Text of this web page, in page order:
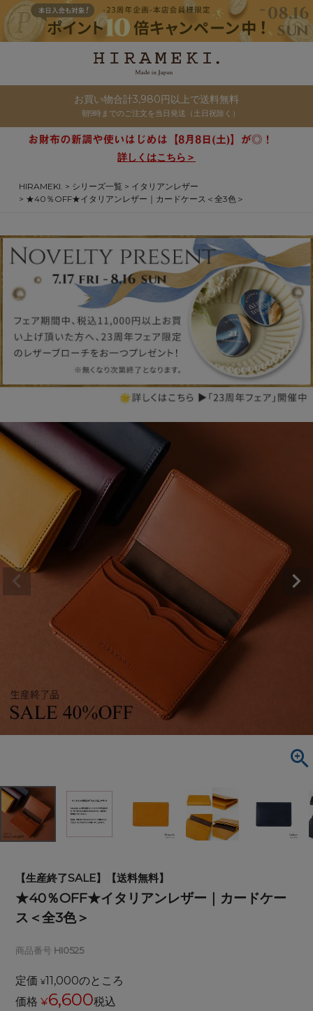
お買い物合計3,980円以上で送料無料
朝9時までのご注文を当日発送（土日祝除く）
詳しくはこちら＞
HIRAMEKI. シリーズ一覧
イタリアンレザー
★40％OFF★イタリアンレザー｜カードケース＜全3色＞
【生産終了SALE】【送料無料】
★40％OFF★イタリアンレザー｜カードケー
ス＜全3色＞
商品番号 HI0525
定価 ¥11,000のところ
価格 ¥6,600税込